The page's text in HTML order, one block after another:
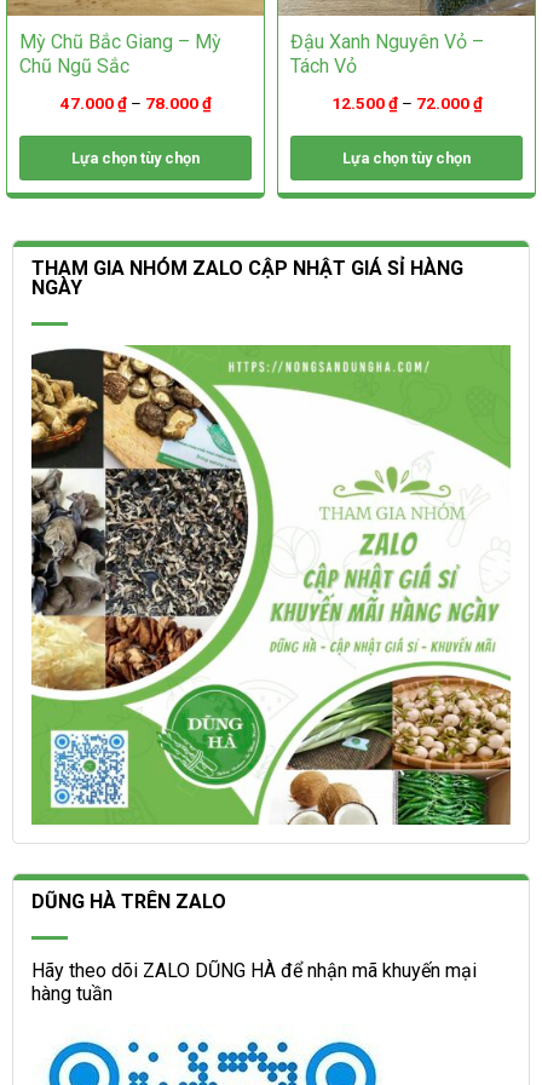
Mỳ Chũ Bắc Giang – Mỳ
Chũ Ngũ Sắc
47.000₫– 78.000₫
Lựa chọn tùy chọn
Sản
này
có
nhiều
thể.
Các
tùy
chọn
có
thể
được
chọn
trên
trang
sản
phẩm
Đậu Xanh Nguyên Vỏ –
Tách Vỏ
12.500₫– 72.000₫
Lựa chọn tùy chọn
Sản
này
có
nhiều
Các
tùy
chọn
trên
sản
phẩm
THAM GIA NHÓM ZALO CẬP NHẬT GIÁ SỈ HÀNG
NGÀY
DŨNG HÀ TRÊN ZALO
Hãy theo dõi ZALO DŨNG HÀ để nhận mã khuyến mại
hàng tuần